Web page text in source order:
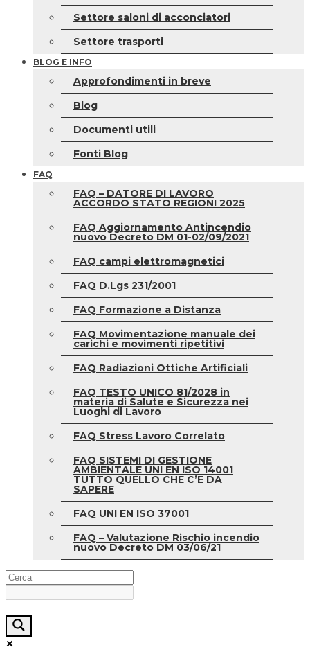
Settore saloni di acconciatori
Settore trasporti
BLOG E INFO
Approfondimenti in breve
Blog
Documenti utili
Fonti Blog
FAQ
FAQ – DATORE DI LAVORO
ACCORDO STATO REGIONI 2025
FAQ Aggiornamento Antincendio
nuovo Decreto DM 01-02/09/2021
FAQ campi elettromagnetici
FAQ D.Lgs 231/2001
FAQ Formazione a Distanza
FAQ Movimentazione manuale dei
carichi e movimenti ripetitivi
FAQ Radiazioni Ottiche Artificiali
FAQ TESTO UNICO 81/2028 in
materia di Salute e Sicurezza nei
Luoghi di Lavoro
FAQ Stress Lavoro Correlato
FAQ SISTEMI DI GESTIONE
AMBIENTALE UNI EN ISO 14001
TUTTO QUELLO CHE C’È DA
SAPERE
FAQ UNI EN ISO 37001
FAQ – Valutazione Rischio incendio
nuovo Decreto DM 03/06/21